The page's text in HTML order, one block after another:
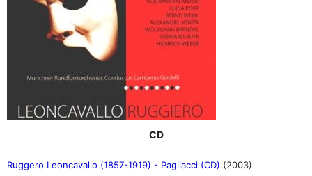
CD
Ruggero Leoncavallo (1857-1919) - Pagliacci (CD) (2003)